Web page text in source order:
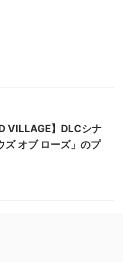
VILLAGE】DLCシナ
ズ オブ ローズ」のプ